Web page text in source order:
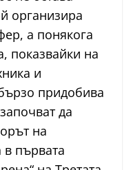
организира
а понякога
показвайки на
и
придобива
да
на
първата